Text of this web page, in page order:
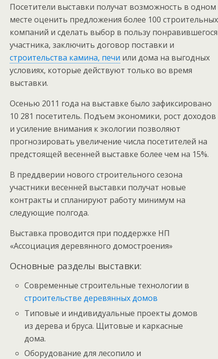
Посетители выставки получат возможность в одном
месте оценить предложения более 100 строительных
компаний и сделать выбор в пользу понравившегося
участника, заключить договор поставки и
строительства камина, печи или дома на выгодных
условиях, которые действуют только во время
выставки.
Осенью 2011 года на выставке было зафиксировано
10 281 посетитель. Подъем экономики, рост доходов
и усиление внимания к экологии позволяют
прогнозировать увеличение числа посетителей на
предстоящей весенней выставке более чем на 15%.
В преддверии нового строительного сезона
участники весенней выставки получат новые
контракты и спланируют работу минимум на
следующие полгода.
Выставка проводится при поддержке НП
«Ассоциация деревянного домостроения»
Основные разделы выставки:
Современные строительные технологии в
строительстве деревянных домов
Типовые и индивидуальные проекты домов
из дерева и бруса. Щитовые и каркасные
дома.
Оборудование для лесопило и